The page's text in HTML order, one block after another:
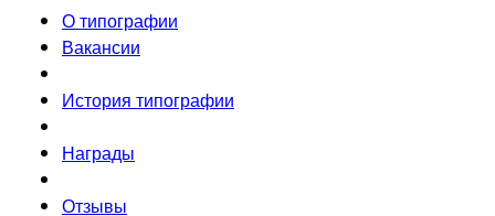
О типографии
Вакансии
История типографии
Награды
Отзывы